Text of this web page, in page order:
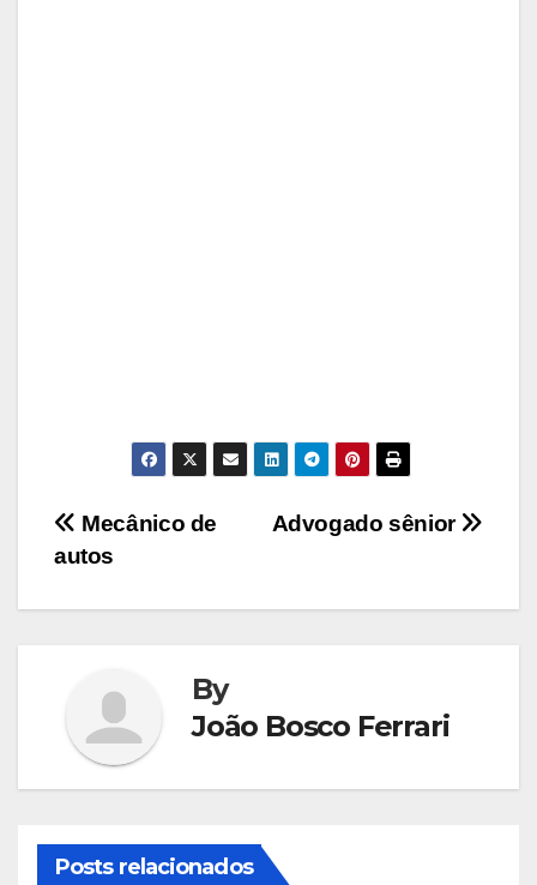
Navegação
Advogado sênior
Mecânico de
autos
By
João Bosco Ferrari
Posts relacionados